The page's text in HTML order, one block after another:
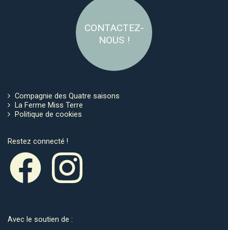
CONTACTEZ-
NOUS !
Compagnie des Quatre saisons
La Ferme Miss Terre
Politique de cookies
Restez connecté !
Avec le soutien de :